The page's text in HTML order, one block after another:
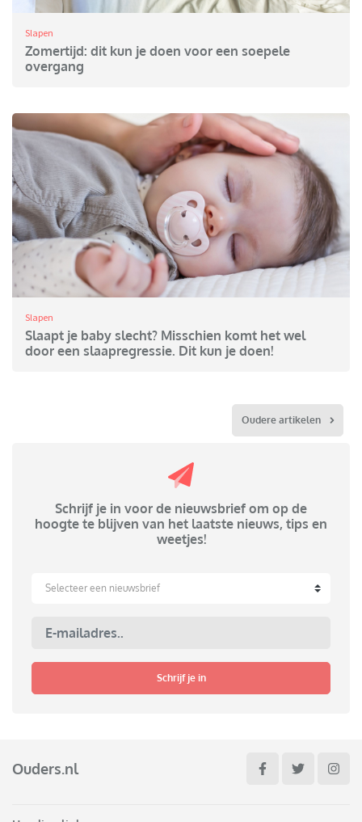
Slapen
Zomertijd: dit kun je doen voor een soepele
overgang
Slapen
Slaapt je baby slecht? Misschien komt het wel
door een slaapregressie. Dit kun je doen!
Oudere artikelen
Schrijf je in voor de nieuwsbrief om op de
hoogte te blijven van het laatste nieuws, tips en
weetjes!
Schrijf je in
Selecteer een nieuwsbrief
Ouders.nl